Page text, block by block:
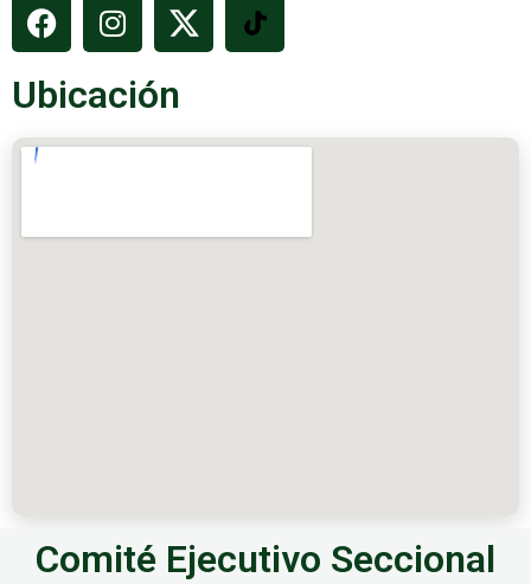
Ubicación
Comité Ejecutivo Seccional